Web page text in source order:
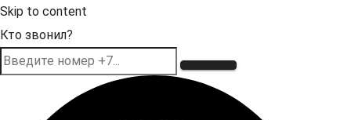
Skip to content
Кто звонил?